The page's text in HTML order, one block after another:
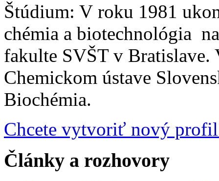
Štúdium: V roku 1981
chémia a biotechnológia
fakulte SVŠT v Bratislave.
Chemickom ústave
Biochémia.
Chcete vytvoriť nový
Články a rozhovory